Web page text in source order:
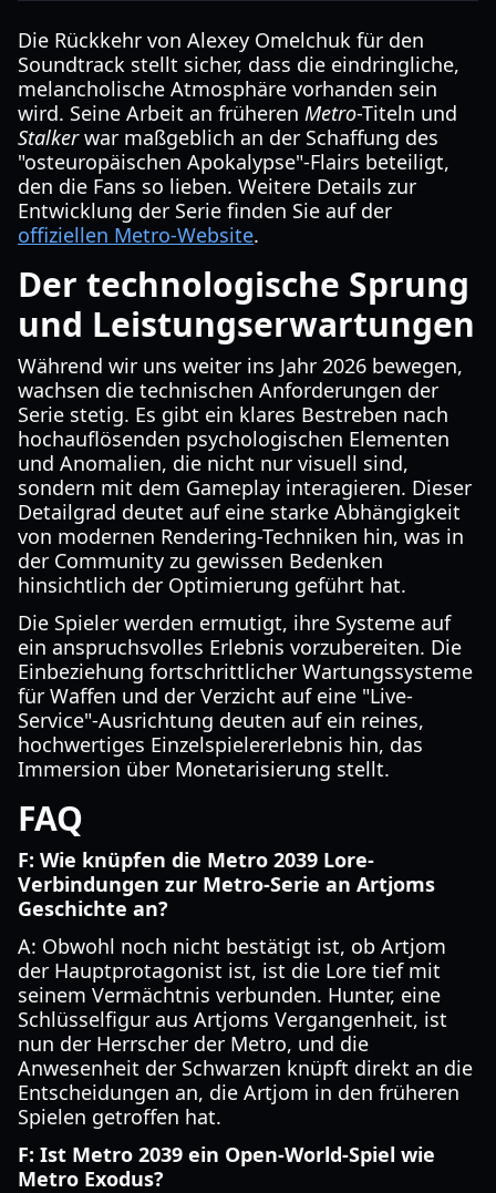
Die Rückkehr von Alexey Omelchuk für den
Soundtrack stellt sicher, dass die eindringliche,
melancholische Atmosphäre vorhanden sein
wird. Seine Arbeit an früheren Metro-Titeln und
Stalkerwar maßgeblich an der Schaffung des
"osteuropäischen Apokalypse"-Flairs beteiligt,
den die Fans so lieben. Weitere Details zur
Entwicklung der Serie finden Sie auf der
offiziellen Metro-Website.
Der technologische Sprung
und Leistungserwartungen
Während wir uns weiter ins Jahr 2026 bewegen,
wachsen die technischen Anforderungen der
Serie stetig. Es gibt ein klares Bestreben nach
hochauflösenden psychologischen Elementen
und Anomalien, die nicht nur visuell sind,
sondern mit dem Gameplay interagieren. Dieser
Detailgrad deutet auf eine starke Abhängigkeit
von modernen Rendering-Techniken hin, was in
der Community zu gewissen Bedenken
hinsichtlich der Optimierung geführt hat.
Die Spieler werden ermutigt, ihre Systeme auf
ein anspruchsvolles Erlebnis vorzubereiten. Die
Einbeziehung fortschrittlicher Wartungssysteme
für Waffen und der Verzicht auf eine "Live-
Service"-Ausrichtung deuten auf ein reines,
hochwertiges Einzelspielererlebnis hin, das
Immersion über Monetarisierung stellt.
FAQ
F: Wie knüpfen die Metro 2039 Lore-
Verbindungen zur Metro-Serie an Artjoms
Geschichte an?
A: Obwohl noch nicht bestätigt ist, ob Artjom
der Hauptprotagonist ist, ist die Lore tief mit
seinem Vermächtnis verbunden. Hunter, eine
Schlüsselfigur aus Artjoms Vergangenheit, ist
nun der Herrscher der Metro, und die
Anwesenheit der Schwarzen knüpft direkt an die
Entscheidungen an, die Artjom in den früheren
Spielen getroffen hat.
F: Ist Metro 2039 ein Open-World-Spiel wie
Metro Exodus?